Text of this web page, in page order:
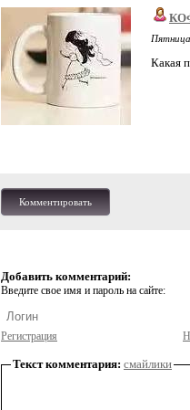
Какая
Комментировать
Добавить комментарий:
Введите свое имя и пароль на сайте:
Регистрация
Текст комментария: смайлики